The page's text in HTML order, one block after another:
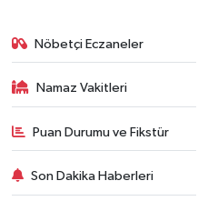
Nöbetçi Eczaneler
Namaz Vakitleri
Puan Durumu ve Fikstür
Son Dakika Haberleri